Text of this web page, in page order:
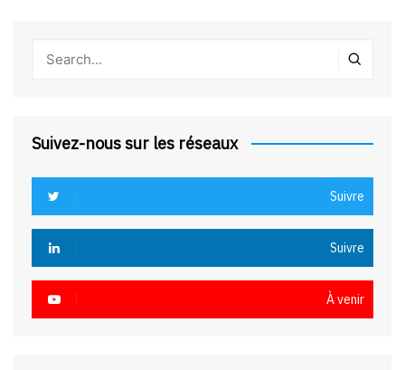
Suivez-nous sur les réseaux
Suivre
Suivre
À venir